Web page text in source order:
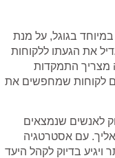
בגוגל, על מנת
את הגעתו ללקוחות
מצריך התמקדות
לקוחות שמחפשים את
לאנשים שנמצאים
עם אסטרטגיה
בדיוק לקהל היעד